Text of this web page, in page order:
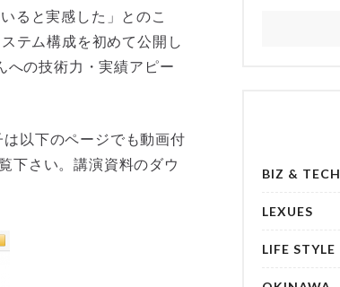
ると実感した」とのこ
テム構成を初めて公開し
への技術力・実績アピー
以下のページでも動画付
下さい。講演資料のダウ
BIZ & TECH
LEXUES
LIFE STYLE